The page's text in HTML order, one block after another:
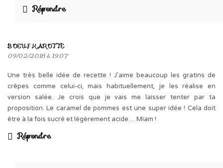
Répondre
BOEUF KAROTTE
09/02/2018 à 19:07
Une très belle idée de recette ! J’aime beaucoup les gratins de
crêpes comme celui-ci, mais habituellement, je les réalise en
version salée. Je crois que je vais me laisser tenter par ta
proposition. Le caramel de pommes est une super idée ! Cela doit
être à la fois sucré et légèrement acide… Miam !
Répondre